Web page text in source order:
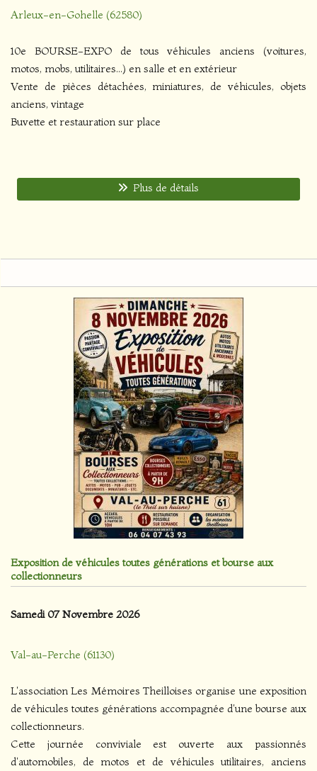
Arleux-en-Gohelle (62580)
10e BOURSE-EXPO de tous véhicules anciens (voitures,
motos, mobs, utilitaires...) en salle et en extérieur
Vente de pièces détachées, miniatures, de véhicules, objets
anciens, vintage
Buvette et restauration sur place
Plus de détails
Exposition de véhicules toutes générations et bourse aux
collectionneurs
Samedi 07 Novembre 2026
Val-au-Perche (61130)
L'association Les Mémoires Theilloises organise une exposition
de véhicules toutes générations accompagnée d'une bourse aux
collectionneurs.
Cette journée conviviale est ouverte aux passionnés
d'automobiles, de motos et de véhicules utilitaires, anciens